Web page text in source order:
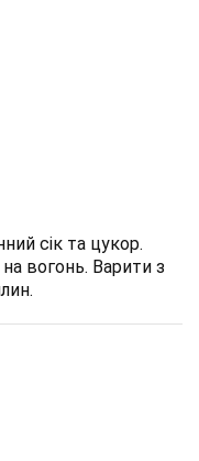
сік та цукор.
вогонь. Варити з